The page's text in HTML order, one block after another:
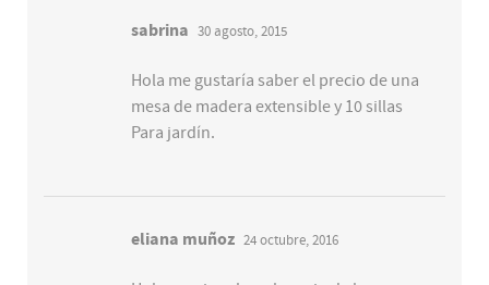
sabrina 30 agosto, 2015
Hola me gustaría saber el precio de una
mesa de madera extensible y 10 sillas
Para jardín.
eliana muñoz 24 octubre, 2016